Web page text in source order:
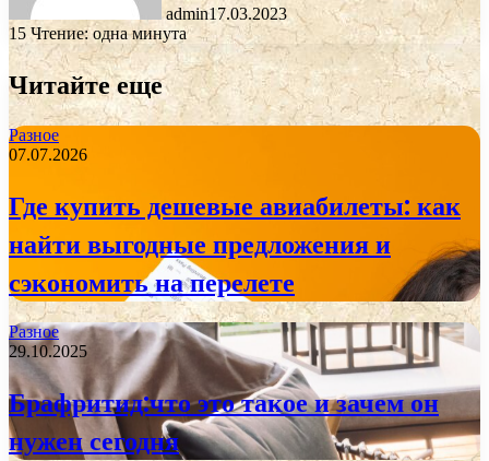
admin17.03.2023
15 Чтение: одна минута
Читайте еще
Разное
07.07.2026
Где купить дешевые авиабилеты: как
найти выгодные предложения и
сэкономить на перелете
Разное
29.10.2025
Брафритид:что это такое и зачем он
нужен сегодня